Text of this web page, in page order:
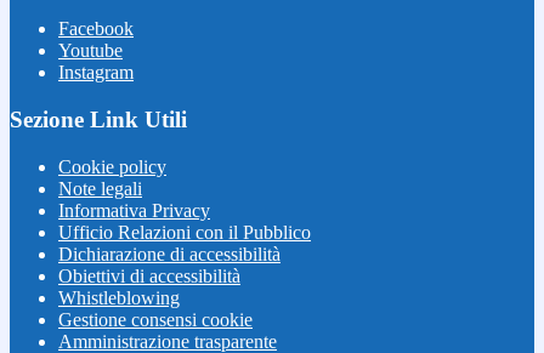
Facebook
Youtube
Instagram
Sezione Link Utili
Cookie policy
Note legali
Informativa Privacy
Ufficio Relazioni con il Pubblico
Dichiarazione di accessibilità
Obiettivi di accessibilità
Whistleblowing
Gestione consensi cookie
Amministrazione trasparente